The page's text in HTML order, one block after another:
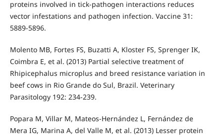
proteins involved in tick-pathogen interactions reduces
vector infestations and pathogen infection. Vaccine 31:
5889-5896.
Molento MB, Fortes FS, Buzatti A, Kloster FS, Sprenger IK,
Coimbra E, et al. (2013) Partial selective treatment of
Rhipicephalus microplus and breed resistance variation in
beef cows in Rio Grande do Sul, Brazil. Veterinary
Parasitology 192: 234-239.
Popara M, Villar M, Mateos-Hernández L, Fernández de
Mera IG, Marina A, del Valle M, et al. (2013) Lesser protein